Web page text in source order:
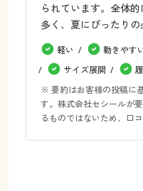
られています。全体
多く、夏にぴったりの
軽い 動きやす
サイズ展開
※ 要約はお客様の投稿に
す。株式会社セシールが
るものではないため、口